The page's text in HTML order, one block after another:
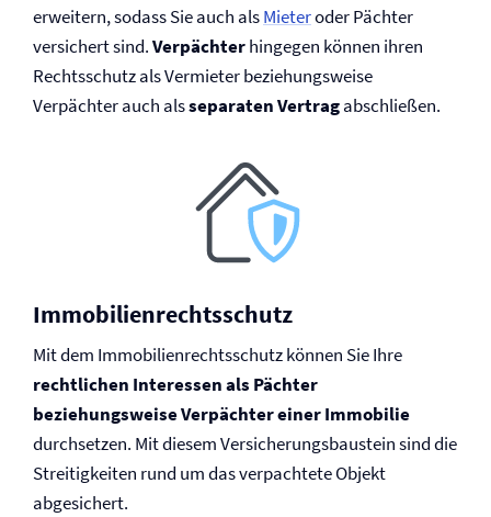
erweitern, sodass Sie auch alsMieteroder Pächter
versichert sind.Verpächterhingegen können ihren
Rechtsschutz als Vermieter beziehungsweise
Verpächter auch alsseparaten Vertragabschließen.
Immobilien­rechtsschutz
Mit dem Immobilien­rechtsschutz können Sie Ihre
rechtlichen Interessen als Pächter
beziehungsweise Verpächter einer Immobilie
durchsetzen. Mit diesem Versicherungsbaustein sind die
Streitigkeiten rund um das verpachtete Objekt
abgesichert.